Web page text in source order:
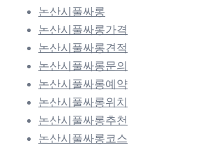
논산시풀싸롱
논산시풀싸롱가격
논산시풀싸롱견적
논산시풀싸롱문의
논산시풀싸롱예약
논산시풀싸롱위치
논산시풀싸롱추천
논산시풀싸롱코스